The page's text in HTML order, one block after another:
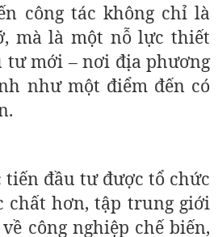
công tác không chỉ là
mà là một nỗ lực thiết
mới – nơi địa phương
như một điểm đến có
tiến đầu tư được tổ chức
chất hơn, tập trung giới
công nghiệp chế biến,